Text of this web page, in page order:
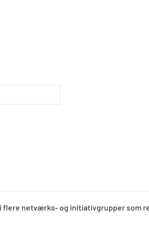
flere netværks- og initiativgrupper som